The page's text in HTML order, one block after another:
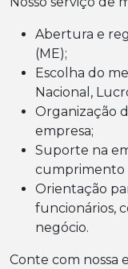
Abertura e
(ME);
Escolha do
Nacional,
Organização
empresa;
Suporte na
cumprimento
Orientação
funcionários,
negócio.
Conte com nossa